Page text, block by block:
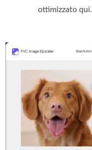
ottimizzato qui.